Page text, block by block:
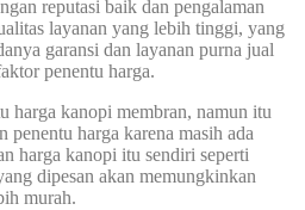
reputasi baik dan pengalaman
layanan yang lebih tinggi, yang
garansi dan layanan purna jual
penentu harga.
harga kanopi membran, namun itu
penentu harga karena masih ada
harga kanopi itu sendiri seperti
dipesan akan memungkinkan
murah.